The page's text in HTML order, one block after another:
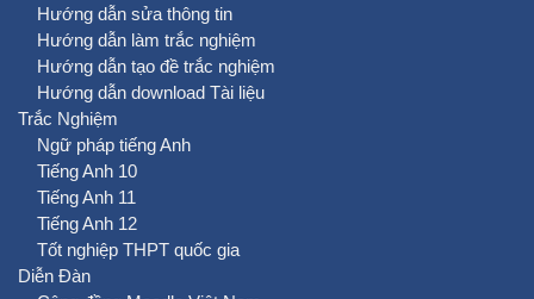
Hướng dẫn sửa thông tin
Hướng dẫn làm trắc nghiệm
Hướng dẫn tạo đề trắc nghiệm
Hướng dẫn download Tài liệu
Trắc Nghiệm
Ngữ pháp tiếng Anh
Tiếng Anh 10
Tiếng Anh 11
Tiếng Anh 12
Tốt nghiệp THPT quốc gia
Diễn Đàn